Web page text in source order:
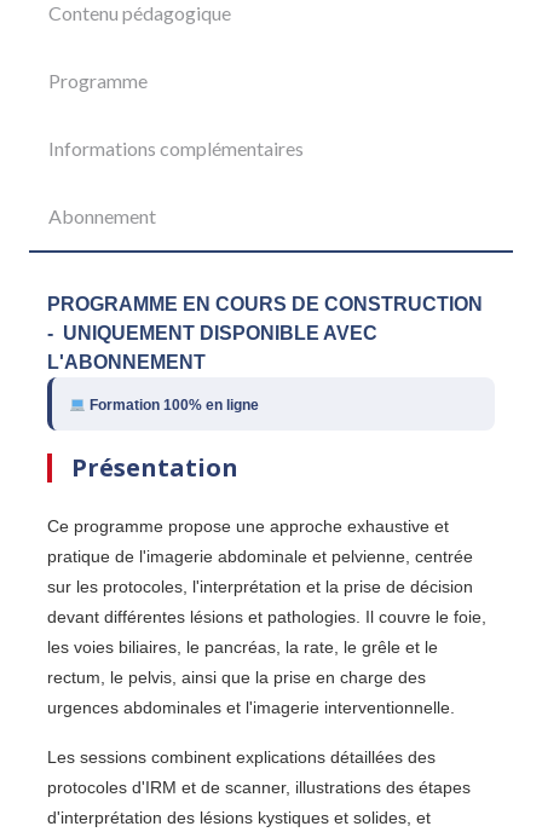
Contenu pédagogique
Programme
Informations complémentaires
Abonnement
PROGRAMME EN COURS DE CONSTRUCTION
- UNIQUEMENT DISPONIBLE AVEC
L'ABONNEMENT
Formation 100% en ligne
Présentation
Ce programme propose une approche exhaustive et
pratique de l'imagerie abdominale et pelvienne, centrée
sur les protocoles, l'interprétation et la prise de décision
devant différentes lésions et pathologies. Il couvre le foie,
les voies biliaires, le pancréas, la rate, le grêle et le
rectum, le pelvis, ainsi que la prise en charge des
urgences abdominales et l'imagerie interventionnelle.
Les sessions combinent explications détaillées des
protocoles d'IRM et de scanner, illustrations des étapes
d'interprétation des lésions kystiques et solides, et